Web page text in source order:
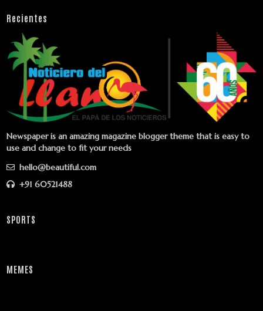
Recientes
Newspaper is an amazing magazine blogger theme that is easy to
use and change to fit your needs
hello@beautiful.com
+91 60521488
SPORTS
MEMES